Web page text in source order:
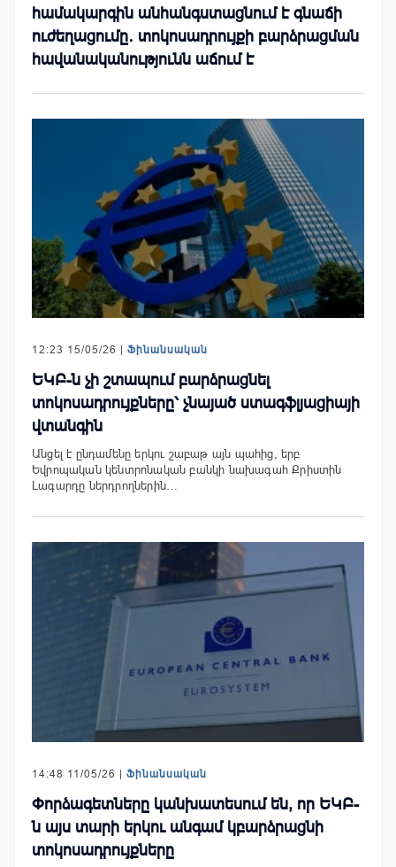
համակարգին անհանգստացնում է գնաճի
ուժեղացումը․ տոկոսադրույքի բարձրացման
հավանականությունն աճում է
12:23 15/05/26 | Ֆինանսական
ԵԿԲ-ն չի շտապում բարձրացնել
տոկոսադրույքները՝ չնայած ստագֆլյացիայի
վտանգին
Անցել է ընդամենը երկու շաբաթ այն պահից, երբ
Եվրոպական կենտրոնական բանկի նախագահ Քրիստին
Լագարդը ներդրողներին…
14:48 11/05/26 | Ֆինանսական
Փորձագետները կանխատեսում են, որ ԵԿԲ-
ն այս տարի երկու անգամ կբարձրացնի
տոկոսադրույքները